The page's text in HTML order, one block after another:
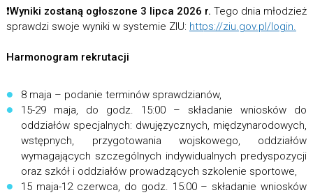
❗️Wyniki zostaną ogłoszone 3 lipca 2026 r. Tego dnia młodzież
sprawdzi swoje wyniki w systemie ZIU: https://ziu.gov.pl/login.
Harmonogram rekrutacji
8 maja – podanie terminów sprawdzianów,
15-29 maja, do godz. 15:00 – składanie wniosków do
oddziałów specjalnych: dwujęzycznych, międzynarodowych,
wstępnych, przygotowania wojskowego, oddziałów
wymagających szczególnych indywidualnych predyspozycji
oraz szkół i oddziałów prowadzących szkolenie sportowe,
15 maja-12 czerwca, do godz. 15:00 – składanie wniosków